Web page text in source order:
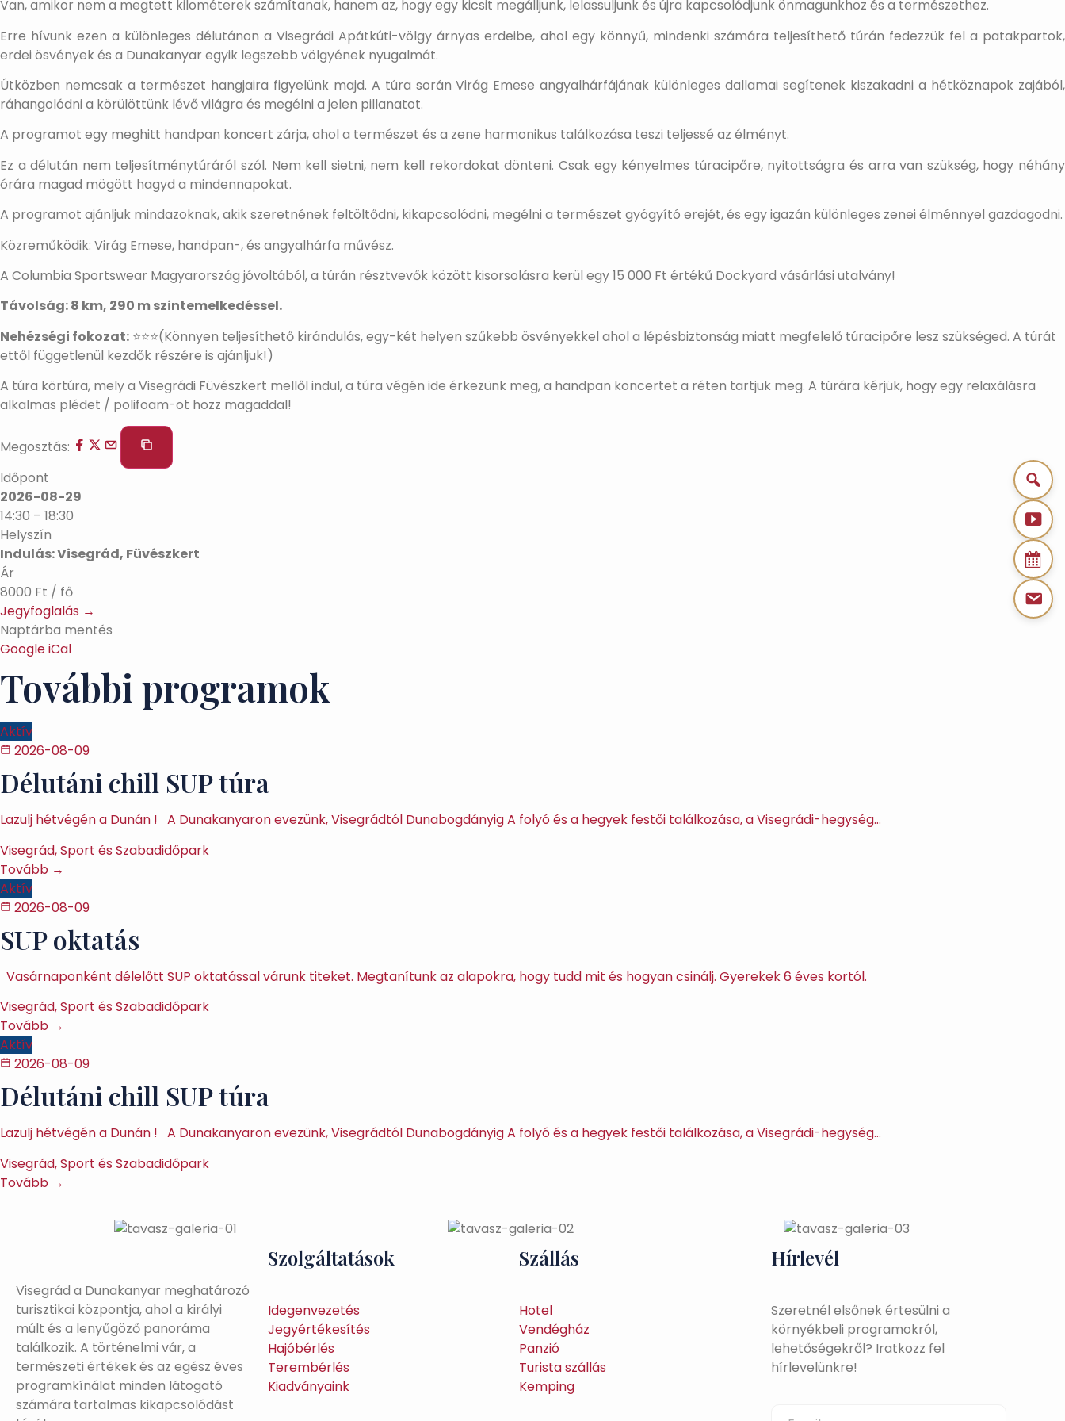
Van, amikor nem a megtett kilométerek számítanak, hanem az, hogy egy kicsit megálljunk, lelassuljunk és újra kapcsolódjunk önmagunkhoz és a természethez.
Erre hívunk ezen a különleges délutánon a Visegrádi Apátkúti-völgy árnyas erdeibe, ahol egy könnyű, mindenki számára teljesíthető túrán fedezzük fel a patakpartok,
erdei ösvények és a Dunakanyar egyik legszebb völgyének nyugalmát.
Útközben nemcsak a természet hangjaira figyelünk majd. A túra során Virág Emese angyalhárfájának különleges dallamai segítenek kiszakadni a hétköznapok zajából,
ráhangolódni a körülöttünk lévő világra és megélni a jelen pillanatot.
A programot egy meghitt handpan koncert zárja, ahol a természet és a zene harmonikus találkozása teszi teljessé az élményt.
Ez a délután nem teljesítménytúráról szól. Nem kell sietni, nem kell rekordokat dönteni. Csak egy kényelmes túracipőre, nyitottságra és arra van szükség, hogy néhány
órára magad mögött hagyd a mindennapokat.
A programot ajánljuk mindazoknak, akik szeretnének feltöltődni, kikapcsolódni, megélni a természet gyógyító erejét, és egy igazán különleges zenei élménnyel gazdagodni.
Közreműködik: Virág Emese, handpan-, és angyalhárfa művész.
A Columbia Sportswear Magyarország jóvoltából, a túrán résztvevők között kisorsolásra kerül egy 15 000 Ft értékű Dockyard vásárlási utalvány!
Távolság: 8 km, 290 m szintemelkedéssel.
Nehézségi fokozat: ⭐⭐⭐(Könnyen teljesíthető kirándulás, egy-két helyen szűkebb ösvényekkel ahol a lépésbiztonság miatt megfelelő túracipőre lesz szükséged. A túrát
ettől függetlenül kezdők részére is ajánljuk!)
A túra körtúra, mely a Visegrádi Füvészkert mellől indul, a túra végén ide érkezünk meg, a handpan koncertet a réten tartjuk meg. A túrára kérjük, hogy egy relaxálásra
alkalmas plédet / polifoam-ot hozz magaddal!
Megosztás:
Időpont
2026-08-29
14:30 – 18:30
Helyszín
Indulás: Visegrád, Füvészkert
Ár
8000 Ft / fő
Jegyfoglalás →
Naptárba mentés
GoogleiCal
További programok
Aktív
2026-08-09
Délutáni chill SUP túra
Lazulj hétvégén a Dunán ! A Dunakanyaron evezünk, Visegrádtól Dunabogdányig A folyó és a hegyek festői találkozása, a Visegrádi-hegység…
Visegrád, Sport és Szabadidőpark
Tovább →
Aktív
2026-08-09
SUP oktatás
Vasárnaponként délelőtt SUP oktatással várunk titeket. Megtanítunk az alapokra, hogy tudd mit és hogyan csinálj. Gyerekek 6 éves kortól.
Visegrád, Sport és Szabadidőpark
Tovább →
Aktív
2026-08-09
Délutáni chill SUP túra
Lazulj hétvégén a Dunán ! A Dunakanyaron evezünk, Visegrádtól Dunabogdányig A folyó és a hegyek festői találkozása, a Visegrádi-hegység…
Visegrád, Sport és Szabadidőpark
Tovább →
Visegrád a Dunakanyar meghatározó
turisztikai központja, ahol a királyi
múlt és a lenyűgöző panoráma
találkozik. A történelmi vár, a
természeti értékek és az egész éves
programkínálat minden látogató
számára tartalmas kikapcsolódást
Szolgáltatások
Idegenvezetés
Jegyértékesítés
Hajóbérlés
Terembérlés
Kiadványaink
Szállás
Hotel
Vendégház
Panzió
Turista szállás
Kemping
Hírlevél
Szeretnél elsőnek értesülni a
környékbeli programokról,
lehetőségekről? Iratkozz fel
hírlevelünkre!